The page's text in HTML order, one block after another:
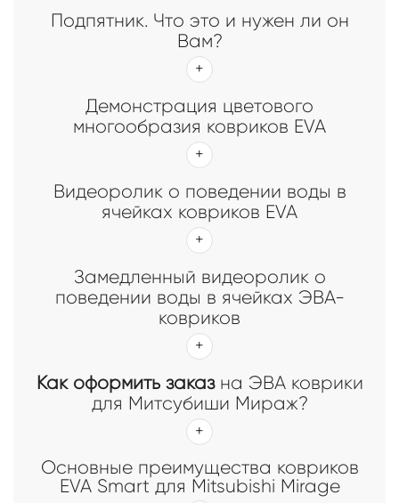
Подпятник. Что это и нужен ли он
Вам?
Демонстрация цветового
многообразия ковриков EVA
Видеоролик о поведении воды в
ячейках ковриков EVA
Замедленный видеоролик о
поведении воды в ячейках ЭВА-
ковриков
Как оформить заказна ЭВА коврики
для Митсубиши Мираж?
Основные преимущества ковриков
EVA Smart для Mitsubishi Mirage